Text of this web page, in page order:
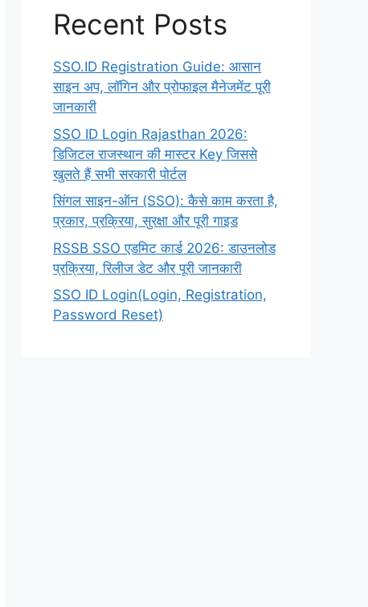
Recent Posts
SSO.ID Registration Guide: आसान
साइन अप, लॉगिन और प्रोफाइल मैनेजमेंट पूरी
जानकारी
SSO ID Login Rajasthan 2026:
डिजिटल राजस्थान की मास्टर Key जिससे
खुलते हैं सभी सरकारी पोर्टल
सिंगल साइन-ऑन (SSO): कैसे काम करता है,
प्रकार, प्रक्रिया, सुरक्षा और पूरी गाइड
RSSB SSO एडमिट कार्ड 2026: डाउनलोड
प्रक्रिया, रिलीज डेट और पूरी जानकारी
SSO ID Login(Login, Registration,
Password Reset)